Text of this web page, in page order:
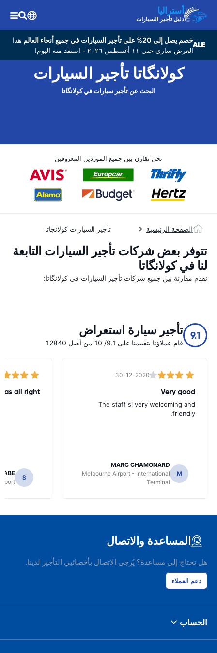
أستراليا
دليل تأجير السيارات
خصم يصل إلى 20% على تأجير السيارات في جميع أنحاء العالم
هذا
العرض ساري حتى ١١ أغسطس ٢٠٢٦ - استفد منه اليوم!
کولانگاتا تأجير السيارات
البحث عن تأجير سيارات في کولانگاتا
نحن نقارن بين جميع الموردين المعروفين
الصفحة الرئيسية تأجير السيارات كولانجاتا
تتوفر بعض شركات تأجير السيارات التابعة
لنا في کولانگاتا
نقدم مقارنة بين جميع شركات تأجير السيارات في کولانگاتا:
9.1 تأجير سيارة استعراض
قام عملاؤنا بتقييمنا على 9.1/ 10 من أصل 12840
30-12-2020
Very good
The staff si very welcoming and
friendly.
M
MARC CHAMONARD
Melbourne Airport - International
Terminal
all right
S
المساعدة والاتصال
هل تحتاج إلى مساعدة؟ يُرجى الاتصال بأخصائيي التأجير لدينا.
دعم العملاء
الحساب